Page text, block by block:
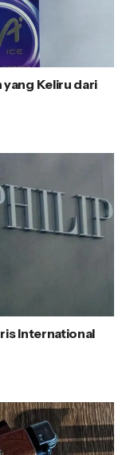
yang Keliru dari
International